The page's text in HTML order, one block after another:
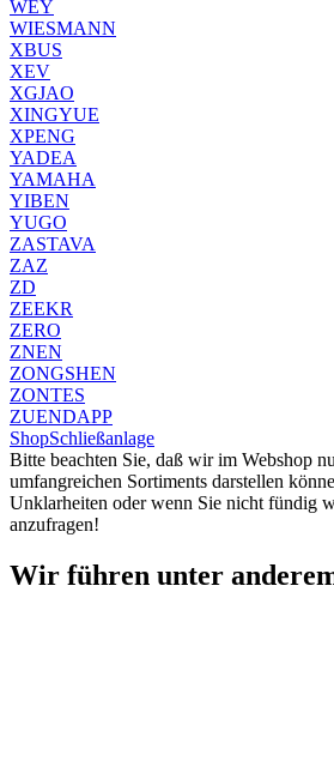
WEY
WIESMANN
XBUS
XEV
XGJAO
XINGYUE
XPENG
YADEA
YAMAHA
YIBEN
YUGO
ZASTAVA
ZAZ
ZD
ZEEKR
ZERO
ZNEN
ZONGSHEN
ZONTES
ZUENDAPP
ShopSchließanlage
Bitte beachten Sie, daß wir im Webshop
umfangreichen Sortiments darstellen
Unklarheiten oder wenn Sie nicht fündig
anzufragen!
Wir führen unter